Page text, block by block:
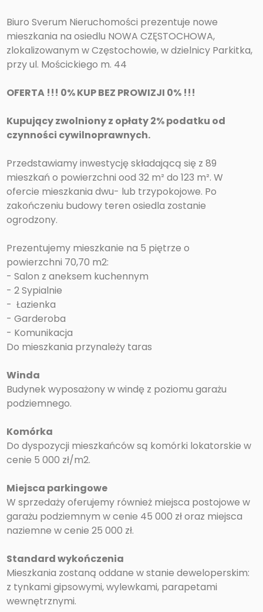
Biuro Sverum Nieruchomości prezentuje nowe
mieszkania na osiedlu NOWA CZĘSTOCHOWA,
zlokalizowanym w Częstochowie, w dzielnicy Parkitka,
przy ul. Mościckiego m. 44
OFERTA !!! 0% KUP BEZ PROWIZJI 0% !!!
Kupujący zwolniony z opłaty 2% podatku od
czynności cywilnoprawnych.
Przedstawiamy inwestycję składającą się z 89
mieszkań o powierzchni ood 32 m² do 123 m². W
ofercie mieszkania dwu- lub trzypokojowe. Po
zakończeniu budowy teren osiedla zostanie
ogrodzony.
Prezentujemy mieszkanie na 5 piętrze o
powierzchni 70,70 m2:
- Salon z aneksem kuchennym
- 2 Sypialnie
- Łazienka
- Garderoba
- Komunikacja
Do mieszkania przynależy taras
Winda
Budynek wyposażony w windę z poziomu garażu
podziemnego.
Komórka
Do dyspozycji mieszkańców są komórki lokatorskie w
cenie 5 000 zł/m2.
Miejsca parkingowe
W sprzedaży oferujemy również miejsca postojowe w
garażu podziemnym w cenie 45 000 zł oraz miejsca
naziemne w cenie 25 000 zł.
Standard wykończenia
Mieszkania zostaną oddane w stanie deweloperskim:
z tynkami gipsowymi, wylewkami, parapetami
wewnętrznymi.